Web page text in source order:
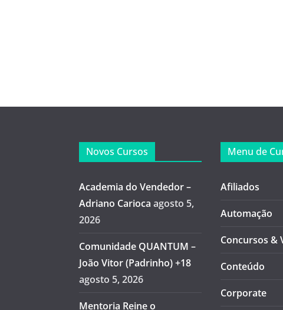
Novos Cursos
Academia do Vendedor –
Adriano Carioca agosto 5,
2026
Comunidade QUANTUM –
João Vitor (Padrinho) +18
agosto 5, 2026
Mentoria Reine o
Menu de
Afiliados
Automação
Concursos &
Conteúdo
Corporate